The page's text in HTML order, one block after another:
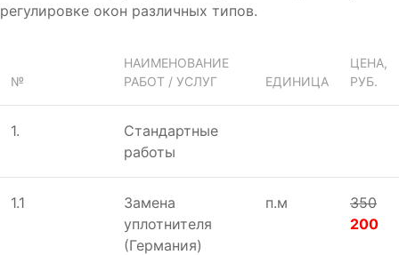
регулировке окон различных типов.
№
НАИМЕНОВАНИЕ
РАБОТ / УСЛУГ
ЕДИНИЦА
ЦЕНА,
РУБ.
1.
Стандартные
работы
1.1
Замена
уплотнителя
(Германия)
п.м
350
200